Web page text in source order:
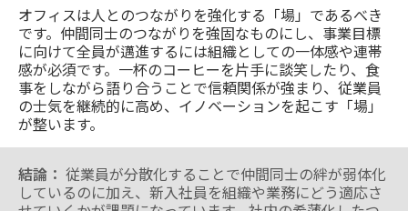
オフィスは人とのつながりを強化する「場」であるべき
です。仲間同士のつながりを強固なものにし、事業目標
に向けて全員が邁進するには組織としての一体感や連帯
感が必須です。一杯のコーヒーを片手に談笑したり、食
事をしながら語り合うことで信頼関係が強まり、従業員
の士気を継続的に高め、イノベーションを起こす「場」
が整います。
結論： 従業員が分散化することで仲間同士の絆が弱体化
しているのに加え、新入社員を組織や業務にどう適応さ